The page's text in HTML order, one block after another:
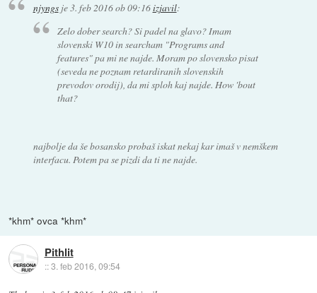
njyngsje3. feb 2016 ob 09:16izjavil:
Zelo dober search? Si padel na glavo? Imam
slovenski W10 in searcham "Programs and
features" pa mi ne najde. Moram po slovensko pisat
(seveda ne poznam retardiranih slovenskih
prevodov orodij), da mi sploh kaj najde. How 'bout
that?
najbolje da še bosansko probaš iskat nekaj kar imaš v nemškem
interfacu. Potem pa se pizdi da ti ne najde.
*khm* ovca *khm*
Pithlit
::3. feb 2016, 09:54